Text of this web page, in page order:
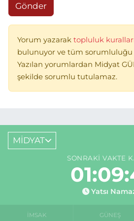
Gönder
Yorum yazarak topluluk
bulunuyor ve tüm sorumluluğu
Yazılan yorumlardan Midyat
şekilde sorumlu tutulamaz.
MİDYAT
SONRAKI VAKTE
Yatsı
İMSAK GÜNEŞ